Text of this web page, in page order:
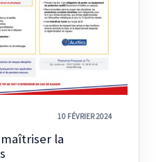
10 FÉVRIER 2024
la